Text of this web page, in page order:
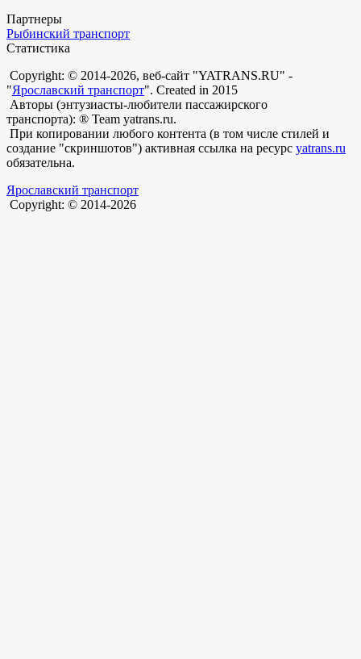
Партнеры
Рыбинский транспорт
Статистика
Copyright: © 2014-2026, веб-сайт "YATRANS.RU" -
"Ярославский транспорт". Created in 2015
Авторы (энтузиасты-любители пассажирского
транспорта): ® Team yatrans.ru.
При копировании любого контента (в том числе стилей и
создание "скриншотов") активная ссылка на ресурс yatrans.ru
обязательна.
Ярославский транспорт
Copyright: © 2014-2026